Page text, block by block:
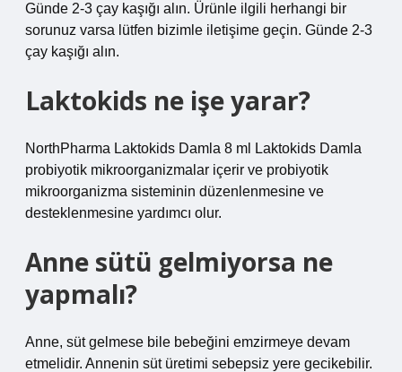
Günde 2-3 çay kaşığı alın. Ürünle ilgili herhangi bir
sorunuz varsa lütfen bizimle iletişime geçin. Günde 2-3
çay kaşığı alın.
Laktokids ne işe yarar?
NorthPharma Laktokids Damla 8 ml Laktokids Damla
probiyotik mikroorganizmalar içerir ve probiyotik
mikroorganizma sisteminin düzenlenmesine ve
desteklenmesine yardımcı olur.
Anne sütü gelmiyorsa ne
yapmalı?
Anne, süt gelmese bile bebeğini emzirmeye devam
etmelidir. Annenin süt üretimi sebepsiz yere gecikebilir.